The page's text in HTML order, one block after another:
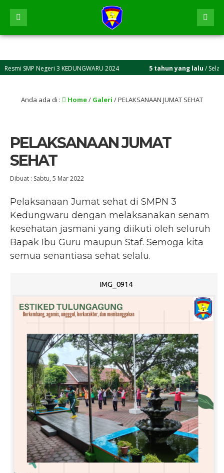
SMP Negeri 3 KEDUNGWARU 2024 5 tahun yang lalu/ Selamat
Anda ada di : Home/ Galeri /PELAKSANAAN JUMAT SEHAT
PELAKSANAAN JUMAT
SEHAT
Dibuat : Sabtu, 5 Mar 2022
Pelaksanaan Jumat sehat di SMPN 3
Kedungwaru dengan melaksanakan senam
kesehatan jasmani yang diikuti oleh seluruh
Bapak Ibu Guru maupun Staf. Semoga kita
semua senantiasa sehat selalu.
IMG_0914